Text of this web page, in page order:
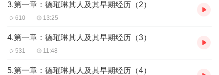
3.第一章：德璀琳其人及其早期经历（2）
610 13:25
4.第一章：德璀琳其人及其早期经历（3）
531 11:48
5.第一章：德璀琳其人及其早期经历（4）